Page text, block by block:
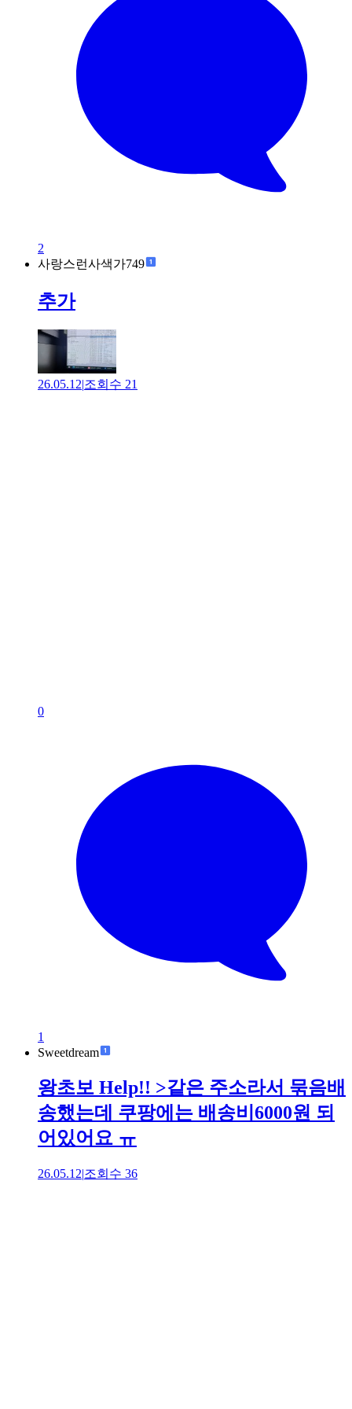
2
사랑스런사색가749
추가
26.05.12|조회수 21
0
1
Sweetdream
왕초보 Help!! >같은 주소라서 묶음배
송했는데 쿠팡에는 배송비6000원 되
어있어요 ㅠ
26.05.12|조회수 36